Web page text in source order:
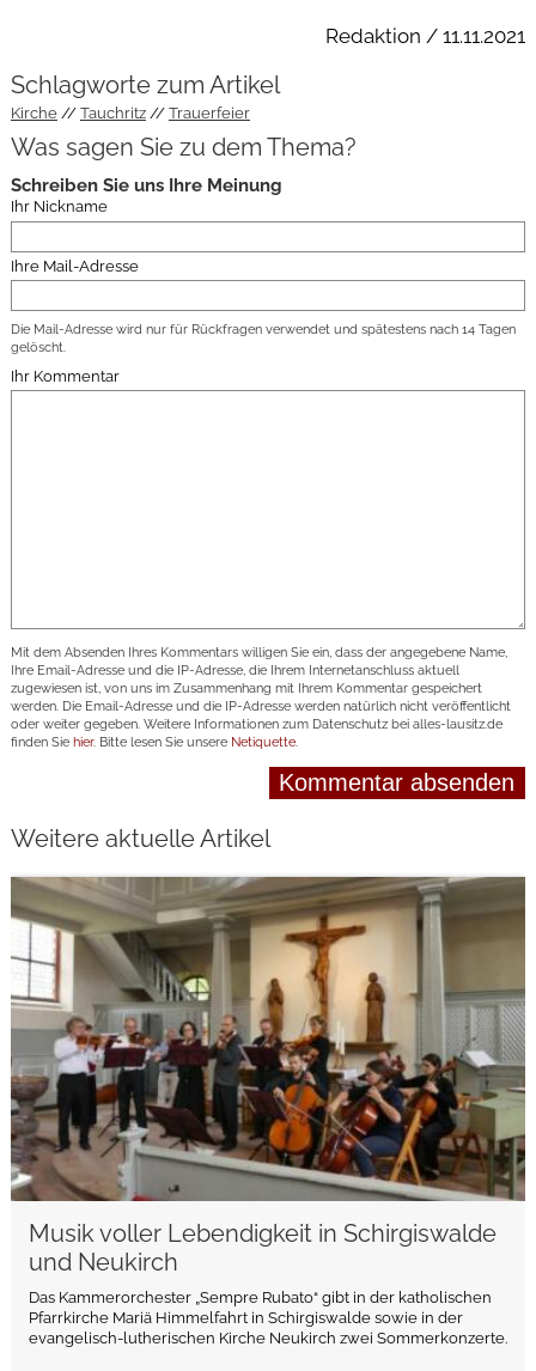
Redaktion / 11.11.2021
Schlagworte zum Artikel
Kirche Tauchritz Trauerfeier
Was sagen Sie zu dem Thema?
Schreiben Sie uns Ihre Meinung
Ihr Nickname
Ihre Mail-Adresse
Die Mail-Adresse wird nur für Rückfragen verwendet und spätestens nach 14 Tagen
gelöscht.
Ihr Kommentar
Mit dem Absenden Ihres Kommentars willigen Sie ein, dass der angegebene Name,
Ihre Email-Adresse und die IP-Adresse, die Ihrem Internetanschluss aktuell
zugewiesen ist, von uns im Zusammenhang mit Ihrem Kommentar gespeichert
werden. Die Email-Adresse und die IP-Adresse werden natürlich nicht veröffentlicht
oder weiter gegeben. Weitere Informationen zum Datenschutz bei alles-lausitz.de
finden Sie hier. Bitte lesen Sie unsere Netiquette.
Weitere aktuelle Artikel
Musik voller Lebendigkeit in Schirgiswalde
und Neukirch
Das Kammerorchester „Sempre Rubato“ gibt in der katholischen
Pfarrkirche Mariä Himmelfahrt in Schirgiswalde sowie in der
evangelisch-lutherischen Kirche Neukirch zwei Sommerkonzerte.
weiterlesen